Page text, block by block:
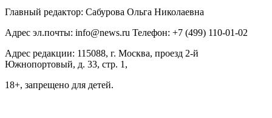
Главный редактор: Сабурова Ольга Николаевна
Адрес эл.почты: info@news.ru Телефон: +7 (499) 110-01-02
Адрес редакции: 115088, г. Москва, проезд 2-й
Южнопортовый, д. 33, стр. 1,
18+, запрещено для детей.